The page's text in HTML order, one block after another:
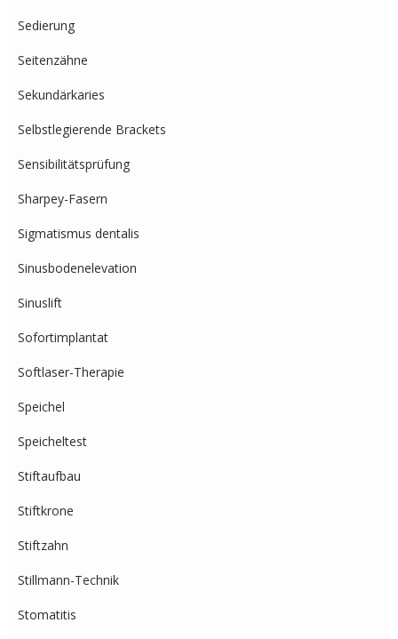
Sedierung
Seitenzähne
Sekundärkaries
Selbstlegierende Brackets
Sensibilitätsprüfung
Sharpey-Fasern
Sigmatismus dentalis
Sinusbodenelevation
Sinuslift
Sofortimplantat
Softlaser-Therapie
Speichel
Speicheltest
Stiftaufbau
Stiftkrone
Stiftzahn
Stillmann-Technik
Stomatitis